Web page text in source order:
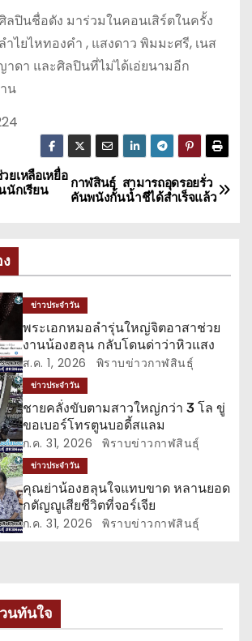
ลปินชื่อดัง มาร่วมในคอนเสิร์ตในครั้ง
ไยไหทองคำ , แสงดาว พิมมะศรี, เนส
าดา และศิลปินที่ไม่ได้เอ่ยนามอีก
น
กาฬสินธุ์ สามารถอุดรอยรั่ว
คันพนังกั้นน้ำชีได้สำเร็จแล้ว
เหลือเหยื่อ
นักเรียน
ข่าวประจำวัน
พระเอกหมอลำรุ่นใหญ่จิตอาสาช่วย
งานน้องฮลุน กลับโดนด่าว่าหิวแสง
ส.ค. 1, 2026 พิราบข่าวกาฬสินธุ์
ข่าวประจำวัน
ชายคลั่งขับตามสาวใหญ่กว่า 3 โล ขู่
ขอเบอร์โทรตูนบอดี้สแลม
ก.ค. 31, 2026 พิราบข่าวกาฬสินธุ์
ข่าวประจำวัน
คุณย่าน้องฮลุนใจแทบขาด หลานยอด
กตัญญูเสียชีวิตที่จอร์เจีย
ก.ค. 31, 2026 พิราบข่าวกาฬสินธุ์
นทันใจ